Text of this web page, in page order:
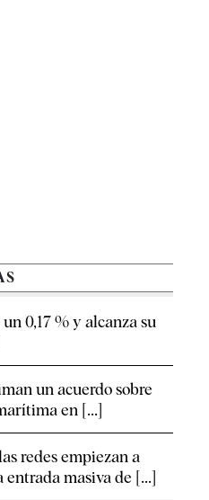
0,17 % y alcanza su
un acuerdo sobre
en [...]
redes empiezan a
entrada masiva de [...]